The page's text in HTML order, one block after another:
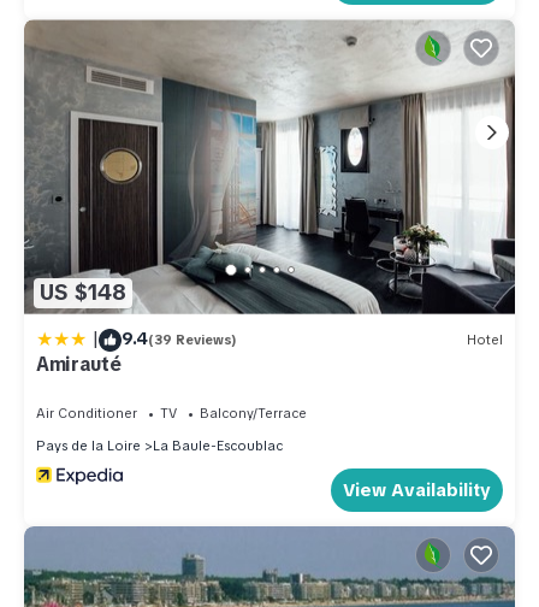
US $148
| 9.4(39 Reviews) Hotel
Amirauté
Air Conditioner TV
Balcony/Terrace
Pays de la Loire
La Baule-Escoublac
View Availability